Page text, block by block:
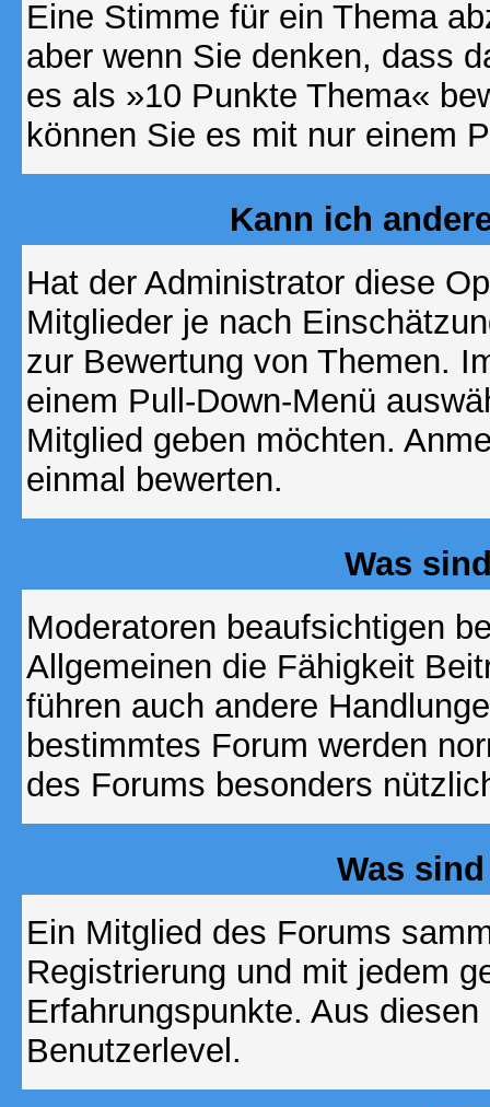
Eine Stimme für ein Thema
aber wenn Sie denken, dass
es als »10 Punkte Thema«
können Sie es mit nur einem
Kann ich
Hat der Administrator diese
Mitglieder je nach
zur Bewertung von Themen.
einem Pull-Down-Menü
Mitglied geben möchten.
einmal bewerten.
Was
Moderatoren beaufsichtigen
Allgemeinen die Fähigkeit
führen auch andere
bestimmtes Forum werden
des Forums besonders
Was
Ein Mitglied des Forums
Registrierung und mit jedem
Erfahrungspunkte. Aus
Benutzerlevel.